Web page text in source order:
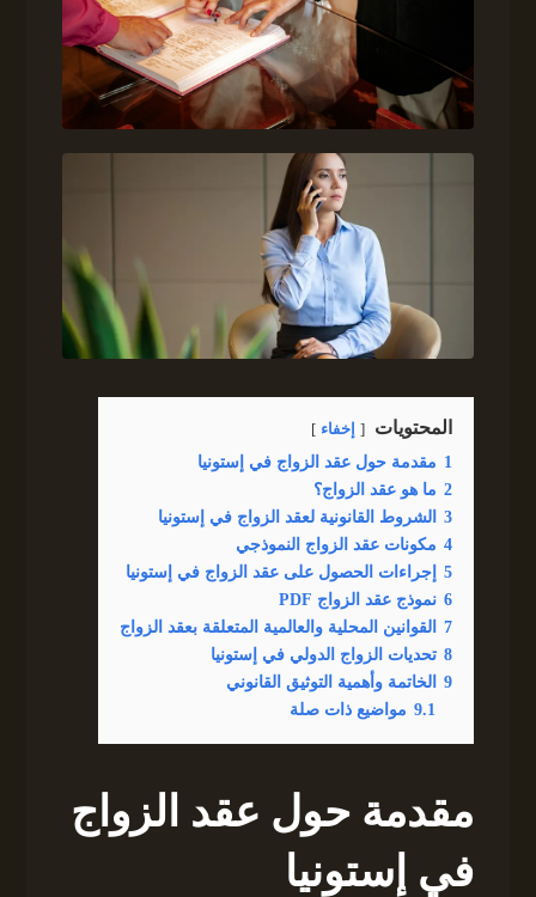
المحتويات إخفاء
1 مقدمة حول عقد الزواج في إستونيا
2 ما هو عقد الزواج؟
3
الشروط القانونية لعقد الزواج في إستونيا
4 مكونات عقد الزواج النموذجي
5
إجراءات الحصول على عقد الزواج في إستونيا
6 نموذج عقد الزواج PDF
7
القوانين المحلية والعالمية المتعلقة بعقد الزواج
8 تحديات الزواج الدولي في إستونيا
9
الخاتمة وأهمية التوثيق القانوني
9.1 مواضيع ذات صلة
مقدمة حول عقد الزواج
في إستونيا